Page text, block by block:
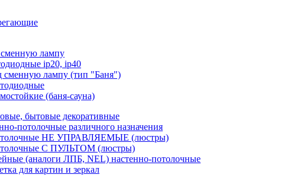
лампу
ip20, ip40
сменную лампу (тип "Баня")
(баня-сауна)
бытовые декоративные
потолочные различного назначения
НЕ УПРАВЛЯЕМЫЕ (люстры)
С ПУЛЬТОМ (люстры)
(аналоги ЛПБ, NEL) настенно-потолочные
для картин и зеркал